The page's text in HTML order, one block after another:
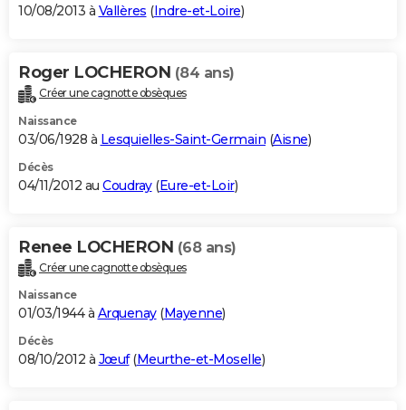
10/08/2013 à Vallères (Indre-et-Loire)
Roger LOCHERON (84 ans)
Créer une cagnotte obsèques
Naissance
03/06/1928 à Lesquielles-Saint-Germain (Aisne)
Décès
04/11/2012 au Coudray(Eure-et-Loir)
Renee LOCHERON (68 ans)
Créer une cagnotte obsèques
Naissance
01/03/1944 à Arquenay(Mayenne)
Décès
08/10/2012 à Jœuf(Meurthe-et-Moselle)